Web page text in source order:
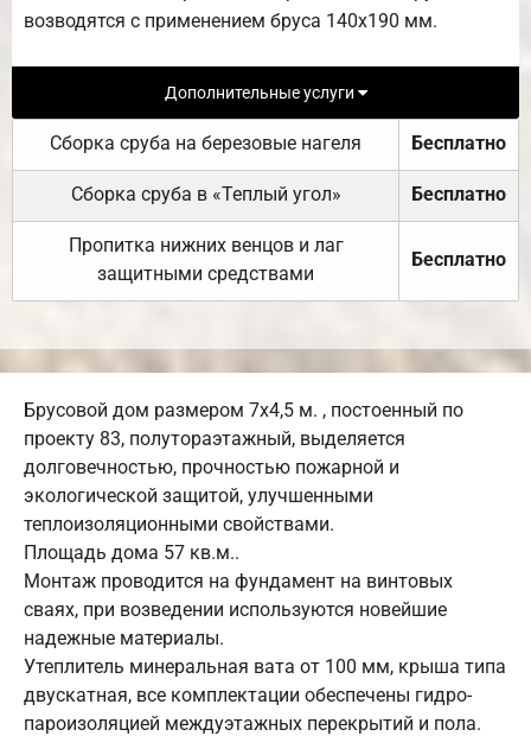
возводятся с применением бруса 140х190 мм.
Дополнительные услуги
Сборка сруба на березовые нагеля Бесплатно
Сборка сруба в «Теплый угол» Бесплатно
Пропитка нижних венцов и лаг
защитными средствами
Бесплатно
Брусовой дом размером 7х4,5 м. , постоенный по
проекту 83, полутораэтажный, выделяется
долговечностью, прочностью пожарной и
экологической защитой, улучшенными
теплоизоляционными свойствами.
Площадь дома 57 кв.м..
Монтаж проводится на фундамент на винтовых
сваях, при возведении используются новейшие
надежные материалы.
Утеплитель минеральная вата от 100 мм, крыша типа
двускатная, все комплектации обеспечены гидро-
пароизоляцией междуэтажных перекрытий и пола.